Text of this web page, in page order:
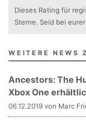
Dieses Rating für
Sterne. Seid bei
WEITERE NEWS
Ancestors: The
Xbox One
06.12.2019 von Marc